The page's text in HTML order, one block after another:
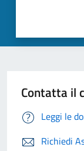
Contatta il
Leggi le
Richiedi